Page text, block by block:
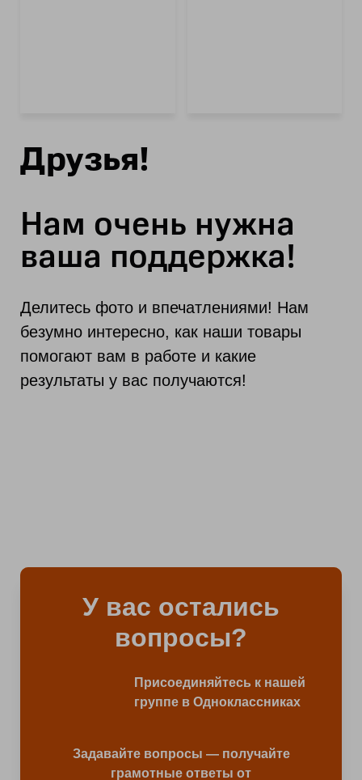
Друзья!
Нам очень нужна
ваша поддержка!
Делитесь фото и впечатлениями! Нам
безумно интересно, как наши товары
помогают вам в работе и какие
результаты у вас получаются!
У вас остались
вопросы?
Присоединяйтесь к нашей
группе в Одноклассниках
Задавайте вопросы — получайте
грамотные ответы от